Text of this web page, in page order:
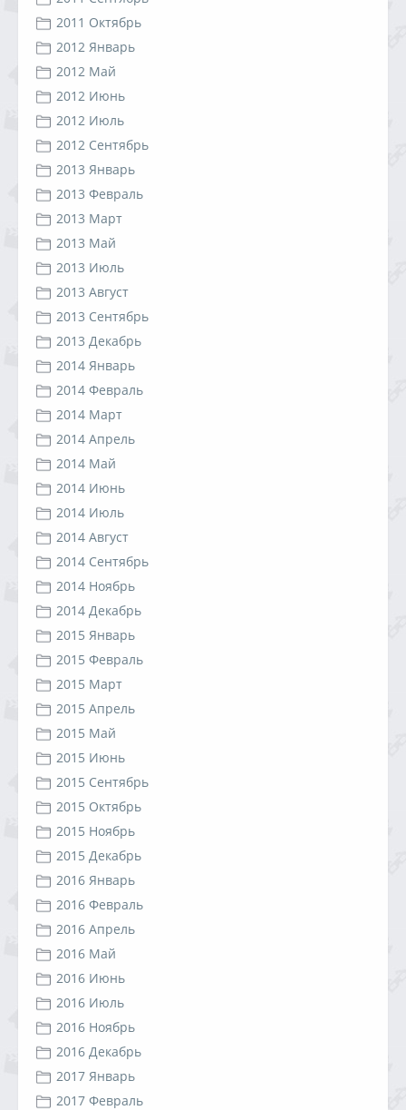
2011 Октябрь
2012 Январь
2012 Май
2012 Июнь
2012 Июль
2012 Сентябрь
2013 Январь
2013 Февраль
2013 Март
2013 Май
2013 Июль
2013 Август
2013 Сентябрь
2013 Декабрь
2014 Январь
2014 Февраль
2014 Март
2014 Апрель
2014 Май
2014 Июнь
2014 Июль
2014 Август
2014 Сентябрь
2014 Ноябрь
2014 Декабрь
2015 Январь
2015 Февраль
2015 Март
2015 Апрель
2015 Май
2015 Июнь
2015 Сентябрь
2015 Октябрь
2015 Ноябрь
2015 Декабрь
2016 Январь
2016 Февраль
2016 Апрель
2016 Май
2016 Июнь
2016 Июль
2016 Ноябрь
2016 Декабрь
2017 Январь
2017 Февраль